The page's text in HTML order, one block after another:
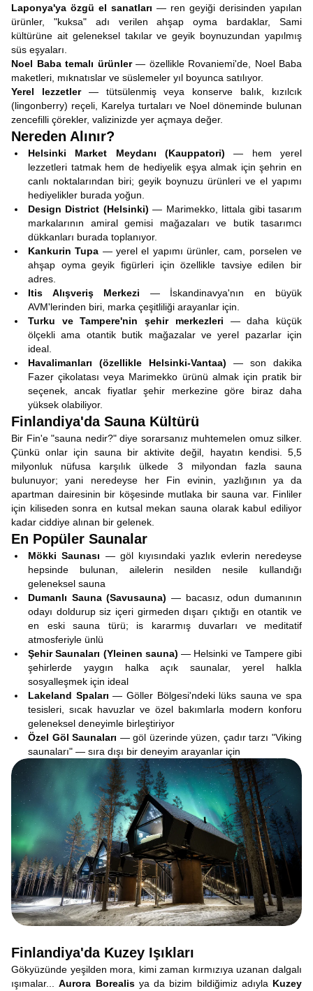
Laponya'ya özgü el sanatları — ren geyiği derisinden yapılan
ürünler, "kuksa" adı verilen ahşap oyma bardaklar, Sami
kültürüne ait geleneksel takılar ve geyik boynuzundan yapılmış
süs eşyaları.
Noel Baba temalı ürünler— özellikle Rovaniemi'de, Noel Baba
maketleri, mıknatıslar ve süslemeler yıl boyunca satılıyor.
Yerel lezzetler— tütsülenmiş veya konserve balık, kızılcık
(lingonberry) reçeli, Karelya turtaları ve Noel döneminde bulunan
zencefilli çörekler, valizinizde yer açmaya değer.
Nereden Alınır?
Helsinki Market Meydanı (Kauppatori) — hem yerel
lezzetleri tatmak hem de hediyelik eşya almak için şehrin en
canlı noktalarından biri; geyik boynuzu ürünleri ve el yapımı
hediyelikler burada yoğun.
Design District (Helsinki) — Marimekko, Iittala gibi tasarım
markalarının amiral gemisi mağazaları ve butik tasarımcı
dükkanları burada toplanıyor.
Kankurin Tupa — yerel el yapımı ürünler, cam, porselen ve
ahşap oyma geyik figürleri için özellikle tavsiye edilen bir
adres.
Itis Alışveriş Merkezi — İskandinavya'nın en büyük
AVM'lerinden biri, marka çeşitliliği arayanlar için.
Turku ve Tampere'nin şehir merkezleri — daha küçük
ölçekli ama otantik butik mağazalar ve yerel pazarlar için
ideal.
Havalimanları (özellikle Helsinki-Vantaa) — son dakika
Fazer çikolatası veya Marimekko ürünü almak için pratik bir
seçenek, ancak fiyatlar şehir merkezine göre biraz daha
yüksek olabiliyor.
Finlandiya'da Sauna Kültürü
Bir Fin'e "sauna nedir?" diye sorarsanız muhtemelen omuz silker.
Çünkü onlar için sauna bir aktivite değil, hayatın kendisi. 5,5
milyonluk nüfusa karşılık ülkede 3 milyondan fazla sauna
bulunuyor; yani neredeyse her Fin evinin, yazlığının ya da
apartman dairesinin bir köşesinde mutlaka bir sauna var. Finliler
için kiliseden sonra en kutsal mekan sauna olarak kabul ediliyor
kadar ciddiye alınan bir gelenek.
En Popüler Saunalar
Mökki Saunası — göl kıyısındaki yazlık evlerin neredeyse
hepsinde bulunan, ailelerin nesilden nesile kullandığı
geleneksel sauna
Dumanlı Sauna (Savusauna) — bacasız, odun dumanının
odayı doldurup siz içeri girmeden dışarı çıktığı en otantik ve
en eski sauna türü; is kararmış duvarları ve meditatif
atmosferiyle ünlü
Şehir Saunaları (Yleinen sauna) — Helsinki ve Tampere gibi
şehirlerde yaygın halka açık saunalar, yerel halkla
sosyalleşmek için ideal
Lakeland Spaları — Göller Bölgesi'ndeki lüks sauna ve spa
tesisleri, sıcak havuzlar ve özel bakımlarla modern konforu
geleneksel deneyimle birleştiriyor
Özel Göl Saunaları — göl üzerinde yüzen, çadır tarzı "Viking
saunaları" — sıra dışı bir deneyim arayanlar için
Finlandiya'da Kuzey Işıkları
Gökyüzünde yeşilden mora, kimi zaman kırmızıya uzanan dalgalı
ışımalar...Aurora Borealisya da bizim bildiğimiz adıyla Kuzey